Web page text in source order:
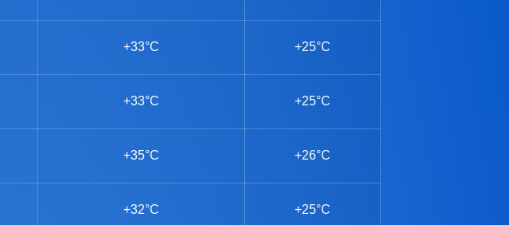
+33°C +25°C
+33°C +25°C
+35°C +26°C
+32°C +25°C